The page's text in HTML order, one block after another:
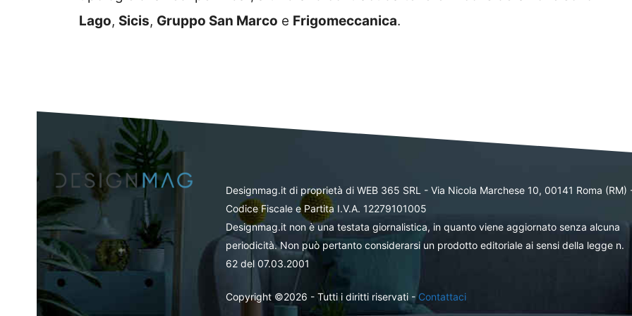
Lago, Sicis, Gruppo San Marco e Frigomeccanica.
Designmag.it di proprietà di WEB 365 SRL - Via Nicola Marchese 10, 00141 Roma (RM)
Codice Fiscale e Partita I.V.A. 12279101005
Designmag.it non è una testata giornalistica, in quanto viene aggiornato senza alcuna
periodicità. Non può pertanto considerarsi un prodotto editoriale ai sensi della legge n.
62 del 07.03.2001
Copyright ©2026 - Tutti i diritti riservati -Contattaci